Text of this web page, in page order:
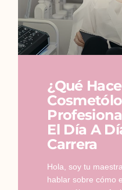
¿Qué
El Día A
Carrera
Hola, soy tu
hablar sobre cómo